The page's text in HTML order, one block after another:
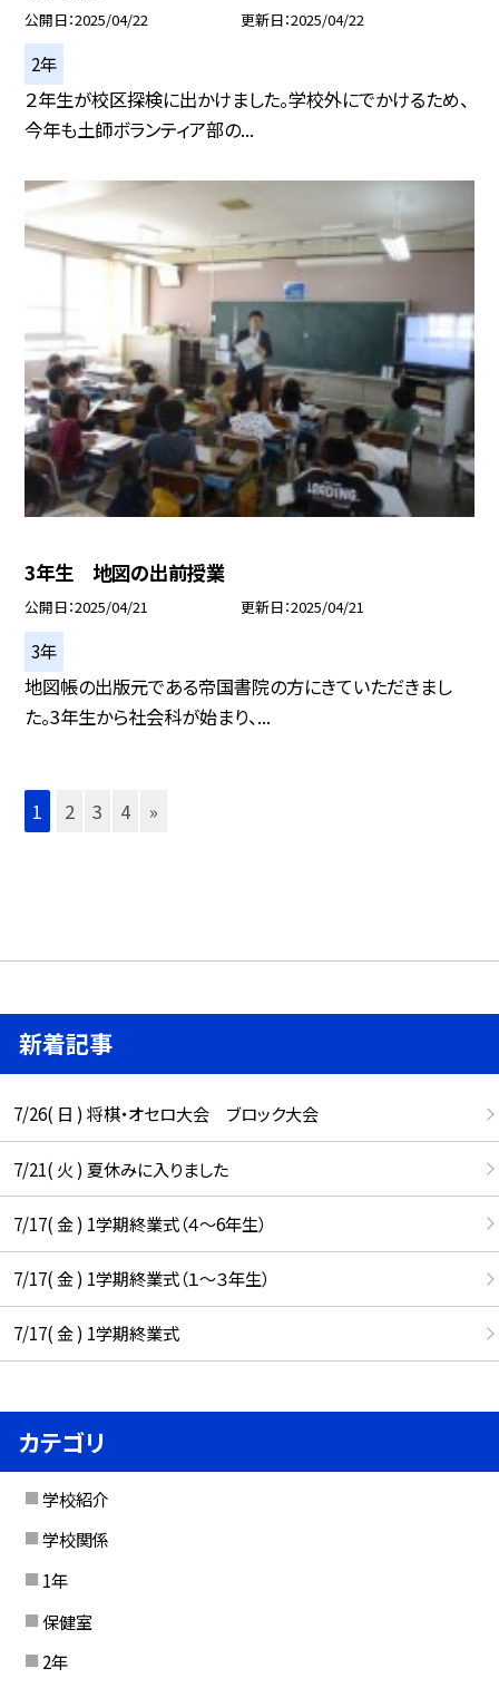
公開日 2025/04/22 更新日 2025/04/22
2年
２年生が校区探検に出かけました。学校外にでかけるため、
今年も土師ボランティア部の...
3年生 地図の出前授業
公開日 2025/04/21 更新日 2025/04/21
3年
地図帳の出版元である帝国書院の方にきていただきまし
た。3年生から社会科が始まり、...
1 2 3 4 »
新着記事
7/26( 日 ) 将棋・オセロ大会 ブロック大会
7/21( 火 ) 夏休みに入りました
7/17( 金 ) 1学期終業式（４～6年生）
7/17( 金 ) 1学期終業式（１～３年生）
7/17( 金 ) 1学期終業式
カテゴリ
学校紹介
学校関係
1年
保健室
2年